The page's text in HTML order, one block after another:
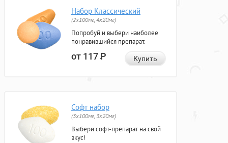
Набор Классический
(2x100мг, 4x20мг)
Попробуй и выбери наиболее
понравившийся препарат.
от 117Р Купить
Софт набор
(3x100мг, 3x20мг)
Выбери софт-препарат на свой
вкус!